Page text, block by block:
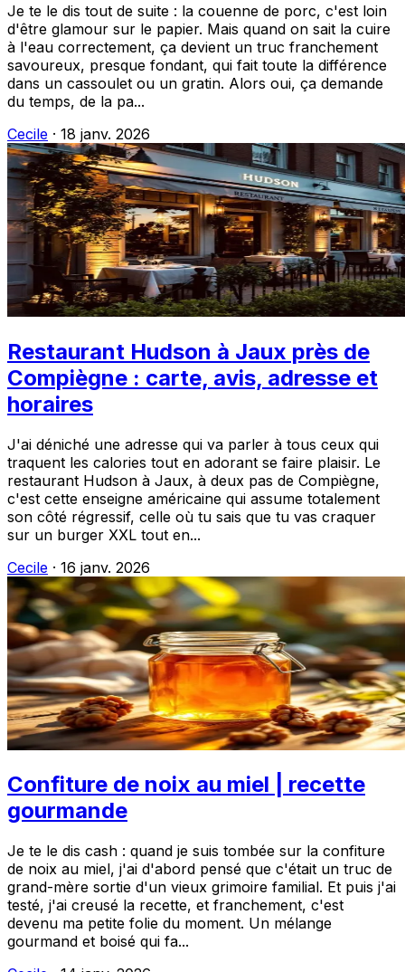
Je te le dis tout de suite : la couenne de porc, c'est loin
d'être glamour sur le papier. Mais quand on sait la cuire
à l'eau correctement, ça devient un truc franchement
savoureux, presque fondant, qui fait toute la différence
dans un cassoulet ou un gratin. Alors oui, ça demande
du temps, de la pa...
Cecile · 18 janv. 2026
Restaurant Hudson à Jaux près de
Compiègne : carte, avis, adresse et
horaires
J'ai déniché une adresse qui va parler à tous ceux qui
traquent les calories tout en adorant se faire plaisir. Le
restaurant Hudson à Jaux, à deux pas de Compiègne,
c'est cette enseigne américaine qui assume totalement
son côté régressif, celle où tu sais que tu vas craquer
sur un burger XXL tout en...
Cecile · 16 janv. 2026
Confiture de noix au miel | recette
gourmande
Je te le dis cash : quand je suis tombée sur la confiture
de noix au miel, j'ai d'abord pensé que c'était un truc de
grand-mère sortie d'un vieux grimoire familial. Et puis j'ai
testé, j'ai creusé la recette, et franchement, c'est
devenu ma petite folie du moment. Un mélange
gourmand et boisé qui fa...